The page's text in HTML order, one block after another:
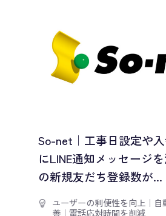
So-net｜工事日設定や
にLINE通知メッセージ
の新規友だち登録数が...
ユーザーの利便性を向上 ｜ 自
善｜ 電話応対時間を削減